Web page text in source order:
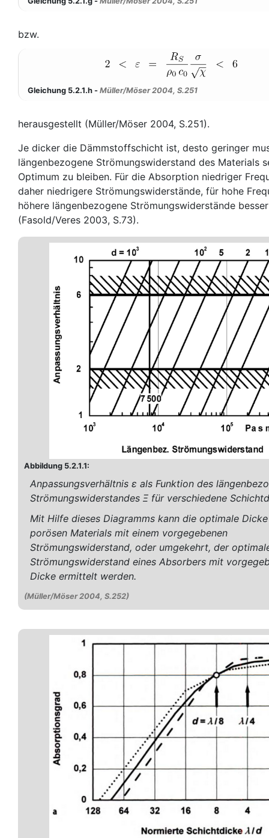
bzw.
Gleichung 5.2.1.h - Müller/Möser 2004, S.251
herausgestellt (Müller/Möser 2004, S.251).
Je dicker die Dämmstoffschicht ist, desto geringer
längenbezogene Strömungswiderstand des Materials
Optimum zu bleiben. Für die Absorption niedriger
daher niedrigere Strömungswiderstände, für hohe
höhere längenbezogene Strömungswiderstände
(Fasold/Veres 2003, S.73).
Abbildung 5.2.1.1:
Anpassungsverhältnis ε als Funktion des
Strömungswiderstandes Ξ für verschiedene
Mit Hilfe dieses Diagramms kann die optimale
porösen Materials mit einem vorgegebenen
Strömungswiderstand, oder umgekehrt, der
Strömungswiderstand eines Absorbers mit
Dicke ermittelt werden.
(Müller/Möser 2004, S.252)